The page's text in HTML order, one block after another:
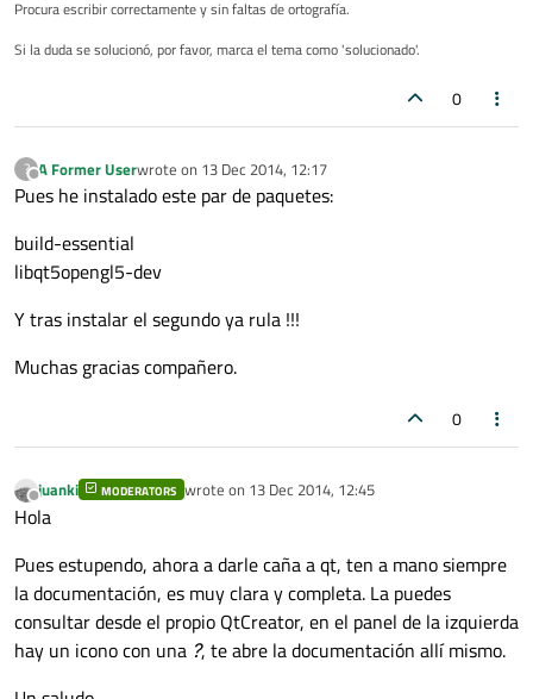
Procura escribir correctamente y sin faltas de ortografía.
Si la duda se solucionó, por favor, marca el tema como 'solucionado'.
0
?
Offline
A Former Userwrote on 13 Dec 2014, 12:17
last edited by
Pues he instalado este par de paquetes:
build-essential
libqt5opengl5-dev
Y tras instalar el segundo ya rula !!!
Muchas gracias compañero.
0
Offline
juanki MODERATORS wrote on 13 Dec 2014, 12:45
last edited by
Hola
Pues estupendo, ahora a darle caña a qt, ten a mano siempre
la documentación, es muy clara y completa. La puedes
consultar desde el propio QtCreator, en el panel de la izquierda
hay un icono con una ?, te abre la documentación allí mismo.